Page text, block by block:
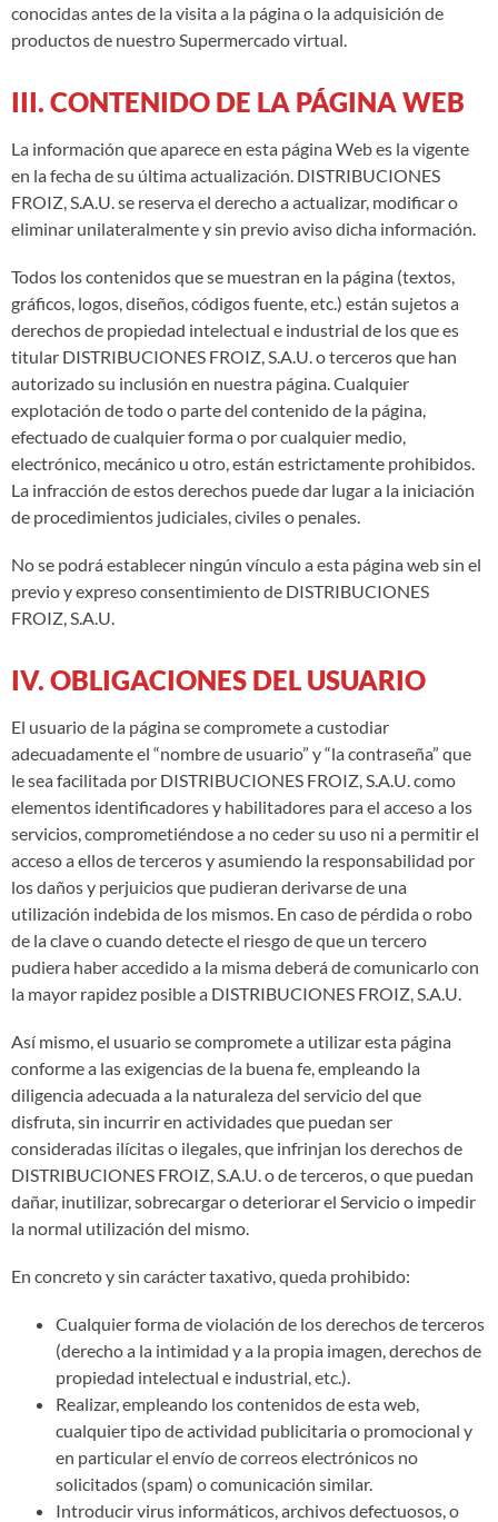
conocidas antes de la visita a la página o la adquisición de
productos de nuestro Supermercado virtual.
III. CONTENIDO DE LA PÁGINA WEB
La información que aparece en esta página Web es la vigente
en la fecha de su última actualización. DISTRIBUCIONES
FROIZ, S.A.U. se reserva el derecho a actualizar, modificar o
eliminar unilateralmente y sin previo aviso dicha información.
Todos los contenidos que se muestran en la página (textos,
gráficos, logos, diseños, códigos fuente, etc.) están sujetos a
derechos de propiedad intelectual e industrial de los que es
titular DISTRIBUCIONES FROIZ, S.A.U. o terceros que han
autorizado su inclusión en nuestra página. Cualquier
explotación de todo o parte del contenido de la página,
efectuado de cualquier forma o por cualquier medio,
electrónico, mecánico u otro, están estrictamente prohibidos.
La infracción de estos derechos puede dar lugar a la iniciación
de procedimientos judiciales, civiles o penales.
No se podrá establecer ningún vínculo a esta página web sin el
previo y expreso consentimiento de DISTRIBUCIONES
FROIZ, S.A.U.
IV. OBLIGACIONES DEL USUARIO
El usuario de la página se compromete a custodiar
adecuadamente el “nombre de usuario” y “la contraseña” que
le sea facilitada por DISTRIBUCIONES FROIZ, S.A.U. como
elementos identificadores y habilitadores para el acceso a los
servicios, comprometiéndose a no ceder su uso ni a permitir el
acceso a ellos de terceros y asumiendo la responsabilidad por
los daños y perjuicios que pudieran derivarse de una
utilización indebida de los mismos. En caso de pérdida o robo
de la clave o cuando detecte el riesgo de que un tercero
pudiera haber accedido a la misma deberá de comunicarlo con
la mayor rapidez posible a DISTRIBUCIONES FROIZ, S.A.U.
Así mismo, el usuario se compromete a utilizar esta página
conforme a las exigencias de la buena fe, empleando la
diligencia adecuada a la naturaleza del servicio del que
disfruta, sin incurrir en actividades que puedan ser
consideradas ilícitas o ilegales, que infrinjan los derechos de
DISTRIBUCIONES FROIZ, S.A.U. o de terceros, o que puedan
dañar, inutilizar, sobrecargar o deteriorar el Servicio o impedir
la normal utilización del mismo.
En concreto y sin carácter taxativo, queda prohibido:
Cualquier forma de violación de los derechos de terceros
(derecho a la intimidad y a la propia imagen, derechos de
propiedad intelectual e industrial, etc.).
Realizar, empleando los contenidos de esta web,
cualquier tipo de actividad publicitaria o promocional y
en particular el envío de correos electrónicos no
solicitados (spam) o comunicación similar.
Introducir virus informáticos, archivos defectuosos, o